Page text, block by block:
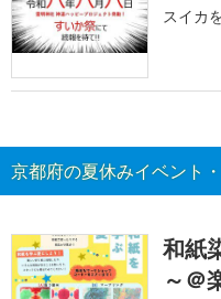
スイカ
京都府の夏休みイベント
和紙
～＠